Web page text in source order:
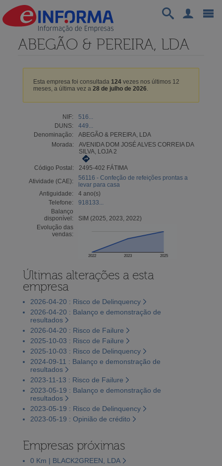
ABEGÃO & PEREIRA, LDA
Esta empresa foi consultada 124vezes nos últimos 12
meses, a última vez a 28 de julho de 2026.
NIF:
516...
DUNS:
449...
Denominação:
ABEGÃO & PEREIRA, LDA
Morada:
AVENIDA DOM JOSÉ ALVES CORREIA DA
SILVA, LOJA 2
Código Postal:
2495-402 FÁTIMA
Atividade (CAE):
56116 - Confeção de refeições prontas a
levar para casa
Antiguidade:
4 ano(s)
Telefone:
918133...
Balanço
disponível:
SIM (2025, 2023, 2022)
Evolução das
vendas:
2022 2023 2025
Últimas alterações a esta
empresa
2026-04-20 : Risco de Delinquency
2026-04-20 : Balanço e demonstração de
resultados
2026-04-20 : Risco de Failure
2025-10-03 : Risco de Failure
2025-10-03 : Risco de Delinquency
2024-09-11 : Balanço e demonstração de
resultados
2023-11-13 : Risco de Failure
2023-05-19 : Balanço e demonstração de
resultados
2023-05-19 : Risco de Delinquency
2023-05-19 : Opinião de crédito
Empresas próximas
0 Km | BLACK2GREEN, LDA